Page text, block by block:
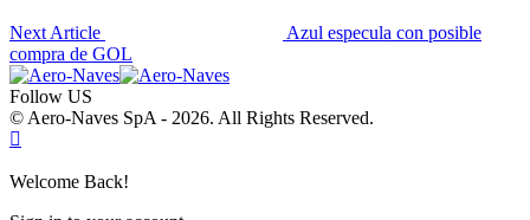
Next Article
Azul especula con posible
compra de GOL
Follow US
© Aero-Naves SpA - 2026. All Rights Reserved.
Welcome Back!